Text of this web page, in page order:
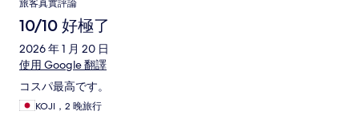
旅客真實評論
10/10 好極了
2026 年 1 月 20 日
使用 Google 翻譯
コスパ最高です。
KOJI，2 晚旅行